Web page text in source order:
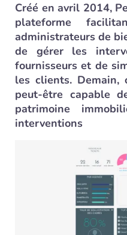
Créé en avril 2014,
plateforme
administrateurs de
de gérer les
fournisseurs et de
les clients. Demain,
peut-être capable
patrimoine
interventions